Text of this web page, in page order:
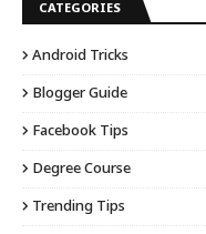
CATEGORIES
Android Tricks
Blogger Guide
Facebook Tips
Degree Course
Trending Tips